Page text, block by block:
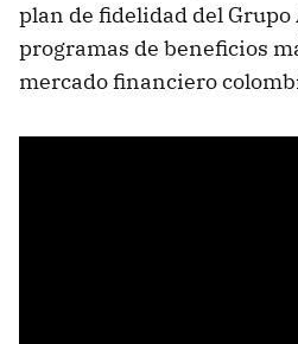
plan de fidelidad del Grupo
programas de beneficios
mercado financiero